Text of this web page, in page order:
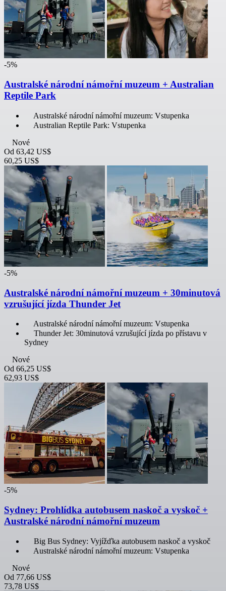
-5%
Australské národní námořní muzeum + Australian
Reptile Park
Australské národní námořní muzeum: Vstupenka
Australian Reptile Park: Vstupenka
Nové
Od 63,42 US$
60,25 US$
-5%
Australské národní námořní muzeum + 30minutová
vzrušující jízda Thunder Jet
Australské národní námořní muzeum: Vstupenka
Thunder Jet: 30minutová vzrušující jízda po přístavu v
Sydney
Nové
Od 66,25 US$
62,93 US$
-5%
Sydney: Prohlídka autobusem naskoč a vyskoč +
Australské národní námořní muzeum
Big Bus Sydney: Vyjížďka autobusem naskoč a vyskoč
Australské národní námořní muzeum: Vstupenka
Nové
Od 77,66 US$
73,78 US$